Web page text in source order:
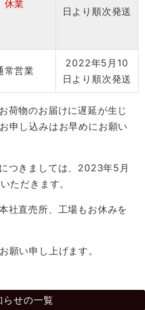
休業
日より順次発送
常営業
2022年5月10
日より順次発送
荷物のお届けに遅延が生じ
申し込みはお早めにお願い
つきましては、2023年5月
ただきます。
社直売所、工場もお休みを
願い申し上げます。
らせの一覧